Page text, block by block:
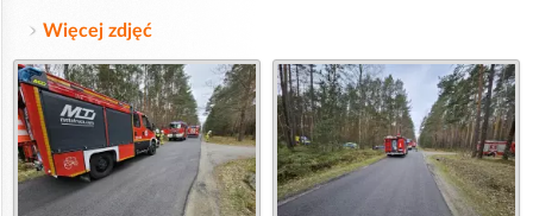
Więcej zdjęć